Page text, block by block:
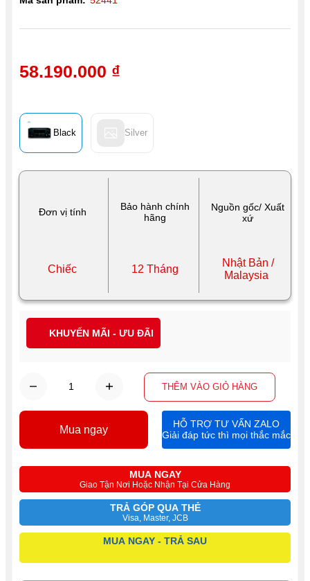
Đơn vị tính
Bảo hành chính
hãng
Nguồn gốc/ Xuất
xứ
Chiếc 12 Tháng
Nhật Bản /
Malaysia
Black Silver
THÊM VÀO GIỎ HÀNG
MUA NGAY
Giao Tận Nơi Hoặc Nhận Tại Cửa Hàng
TRẢ GÓP QUA THẺ
Visa, Master, JCB
MUA NGAY - TRẢ SAU
58.190.000 ₫
Mua ngay
HỖ TRỢ TƯ VẤN ZALO
Giải đáp tức thì mọi thắc mắc
KHUYẾN MÃI - ƯU ĐÃI